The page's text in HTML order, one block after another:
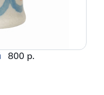
800 р.